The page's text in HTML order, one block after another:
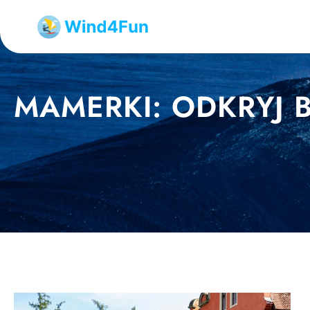
treści
MAMERKI: ODKRYJ